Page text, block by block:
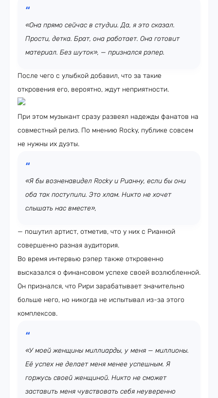
«Она прямо сейчас в студии. Да, я это сказал.
Прости, детка. Брат, она работает. Она готовит
материал. Без шуток», — признался рэпер.
После чего с улыбкой добавил, что за такие
откровения его, вероятно, ждут неприятности.
При этом музыкант сразу развеял надежды фанатов на
совместный релиз. По мнению Rocky, публике совсем
не нужны их дуэты.
«Я бы возненавидел Rocky и Рианну, если бы они
оба так поступили. Это хлам. Никто не хочет
слышать нас вместе»,
— пошутил артист, отметив, что у них с Рианной
совершенно разная аудитория.
Во время интервью рэпер также откровенно
высказался о финансовом успехе своей возлюбленной.
Он признался, что Рири зарабатывает значительно
больше него, но никогда не испытывал из-за этого
комплексов.
«У моей женщины миллиарды, у меня — миллионы.
Её успех не делает меня менее успешным. Я
горжусь своей женщиной. Никто не сможет
заставить меня чувствовать себя неуверенно